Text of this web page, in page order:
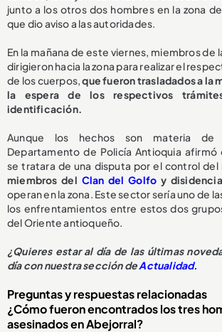
junto a los otros dos hombres en la zona
que dio aviso a las autoridades.
En la mañana de este viernes, miembros de
dirigieron hacia la zona para realizar el
de los cuerpos,que fueron trasladados a la
la espera de los respectivos
identificación.
Aunque los hechos son materia de
Departamento de Policía Antioquia
se tratara de una disputa por el control
miembros del Clan del Golfo y
operan en la zona. Este sector sería uno de
los enfrentamientos entre estos dos
del Oriente antioqueño.
¿Quieres estar al día de las últimas
día con nuestra sección deActualidad.
Preguntas y respuestas relacionadas
¿Cómo fueron encontrados los tres
asesinados en Abejorral?